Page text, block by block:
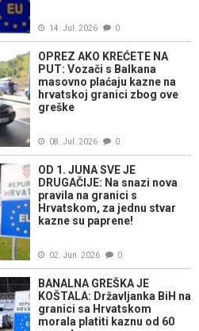
14. Jul. 2026 0
OPREZ AKO KREĆETE NA
PUT: Vozači s Balkana
masovno plaćaju kazne na
hrvatskoj granici zbog ove
greške
08. Jul. 2026 0
OD 1. JUNA SVE JE
DRUGAČIJE: Na snazi nova
pravila na granici s
Hrvatskom, za jednu stvar
kazne su paprene!
02. Jun. 2026 0
BANALNA GREŠKA JE
KOŠTALA: Državljanka BiH na
granici sa Hrvatskom
morala platiti kaznu od 60